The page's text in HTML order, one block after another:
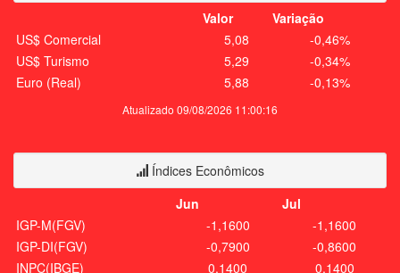
Valor
Variação
Atualizado 09/08/2026 11:00:16
US$ Comercial 5,08
-0,46%
US$ Turismo
5,29
-0,34%
Euro (Real)
5,88 -0,13%
Índices Econômicos
Jun
Jul
IGP-M(FGV)
-1,1600
-1,1600
IGP-DI(FGV)
-0,7900
-0,8600
INPC(IBGE)
0,1400
0,1400